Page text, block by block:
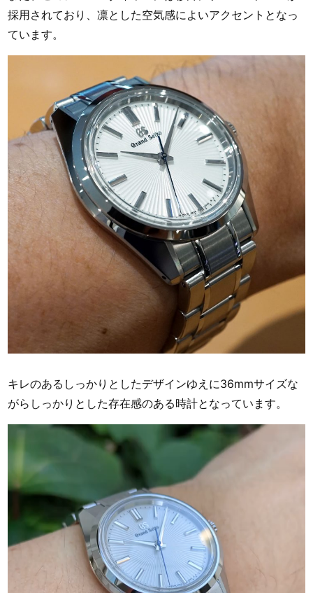
採用されており、凛とした空気感によいアクセントとなっ
ています。
キレのあるしっかりとしたデザインゆえに36mmサイズな
がらしっかりとした存在感のある時計となっています。